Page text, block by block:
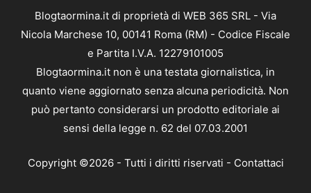
Blogtaormina.it di proprietà di WEB 365 SRL - Via
Nicola Marchese 10, 00141 Roma (RM) - Codice Fiscale
e Partita I.V.A. 12279101005
Blogtaormina.it non è una testata giornalistica, in
quanto viene aggiornato senza alcuna periodicità. Non
può pertanto considerarsi un prodotto editoriale ai
sensi della legge n. 62 del 07.03.2001
Copyright ©2026 - Tutti i diritti riservati - Contattaci